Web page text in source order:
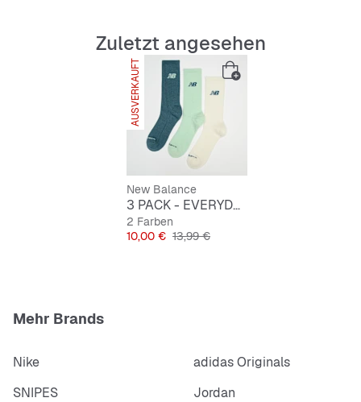
Zuletzt angesehen
AUSVERKAUFT
New Balance
3 PACK - EVERYDAY SEASONAL CREW - seasalt
2 Farben
Preis
10,00 € Originalpreis
13,99 €
Mehr Brands
Nike
adidas Originals
SNIPES
Jordan